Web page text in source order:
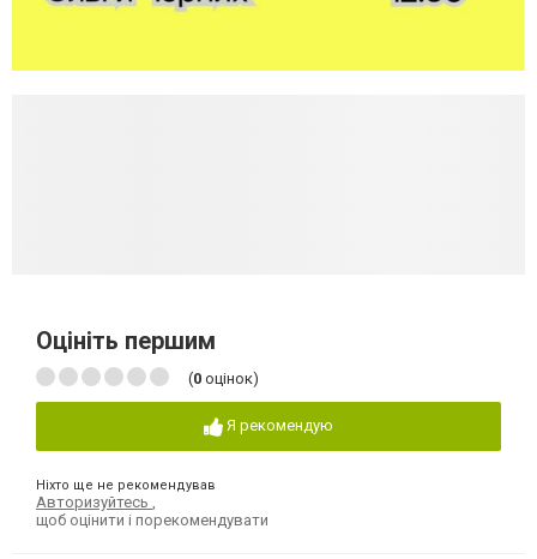
Оцініть першим
(0 оцінок)
Я рекомендую
Ніхто ще не рекомендував
Авторизуйтесь
щоб оцінити і порекомендувати